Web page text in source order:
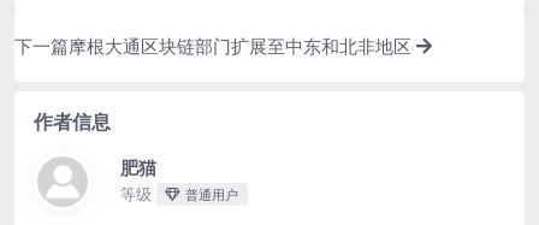
下一篇摩根大通区块链部门扩展至中东和北非地区
作者信息
肥猫
等级 普通用户